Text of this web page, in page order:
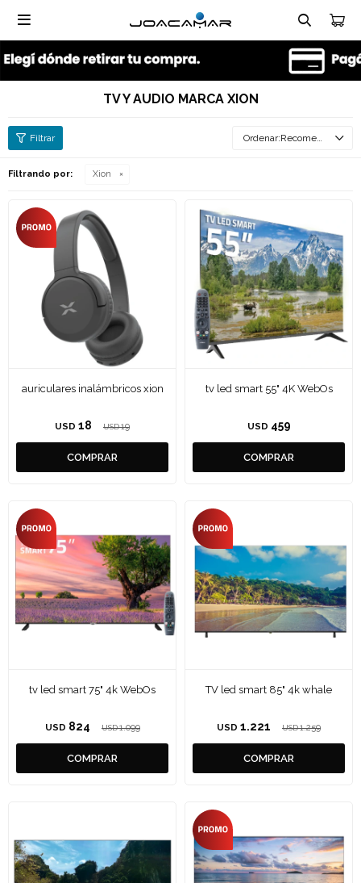

TV Y AUDIO MARCA XION
Recomendados
Filtrando por: Xion
auriculares inalámbricos xion
USD 18 USD 19
tv led smart 55" 4K WebOs
USD 459
tv led smart 75" 4k WebOs
USD 824 USD 1.099
TV led smart 85" 4k whale
USD 1.221 USD 1.259